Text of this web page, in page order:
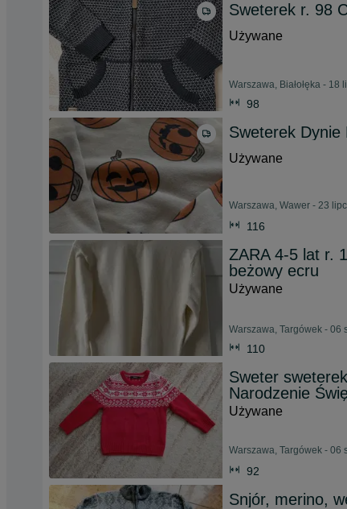
Sweterek r. 98
Używane
Warszawa, Białołęka - 18
98
Sweterek Dynie
Używane
Warszawa, Wawer - 23
116
ZARA 4-5 lat r.
beżowy ecru
Używane
Warszawa, Targówek - 06
110
Sweter
Narodzenie
Używane
Warszawa, Targówek - 06
92
Snjór, merino,